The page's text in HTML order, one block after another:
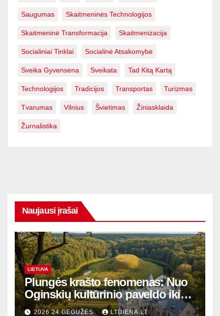
Saugumas Skaitmeninės Technologijos
Skaitmeninė Transformacija Skaitmenizacija
Socialiniai Tinklai Socialinė Atsakomybė
Sveika Gyvensena Sveikata Tad Kitą Kartą
Technologijos Tradicijos Transportas Turizmas
Tvarumas Vilnius Švietimas Žiniasklaida
Žurnalistika
Naujausi įrašai
LIETUVA
Plungės krašto fenomenas: Nuo
Oginskių kultūrinio paveldo iki
Žemaitijos gamtos perlų
2026 24 GEGUŽĖS LTDIENA.LT